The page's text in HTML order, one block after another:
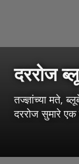
दररोज
तज्ज्ञांच्या मते,
दररोज सुमारे